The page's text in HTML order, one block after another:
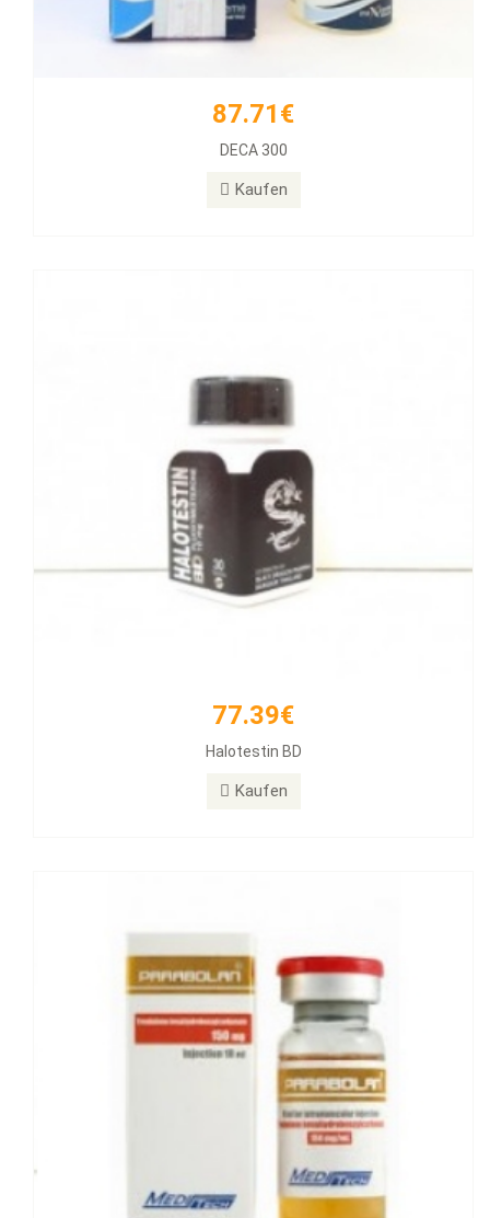
87.71€
DECA 300
Kaufen
77.39€
Halotestin BD
Kaufen
77.39€
Halotestin BD
171.12€
PARABOLAN Trenbolone